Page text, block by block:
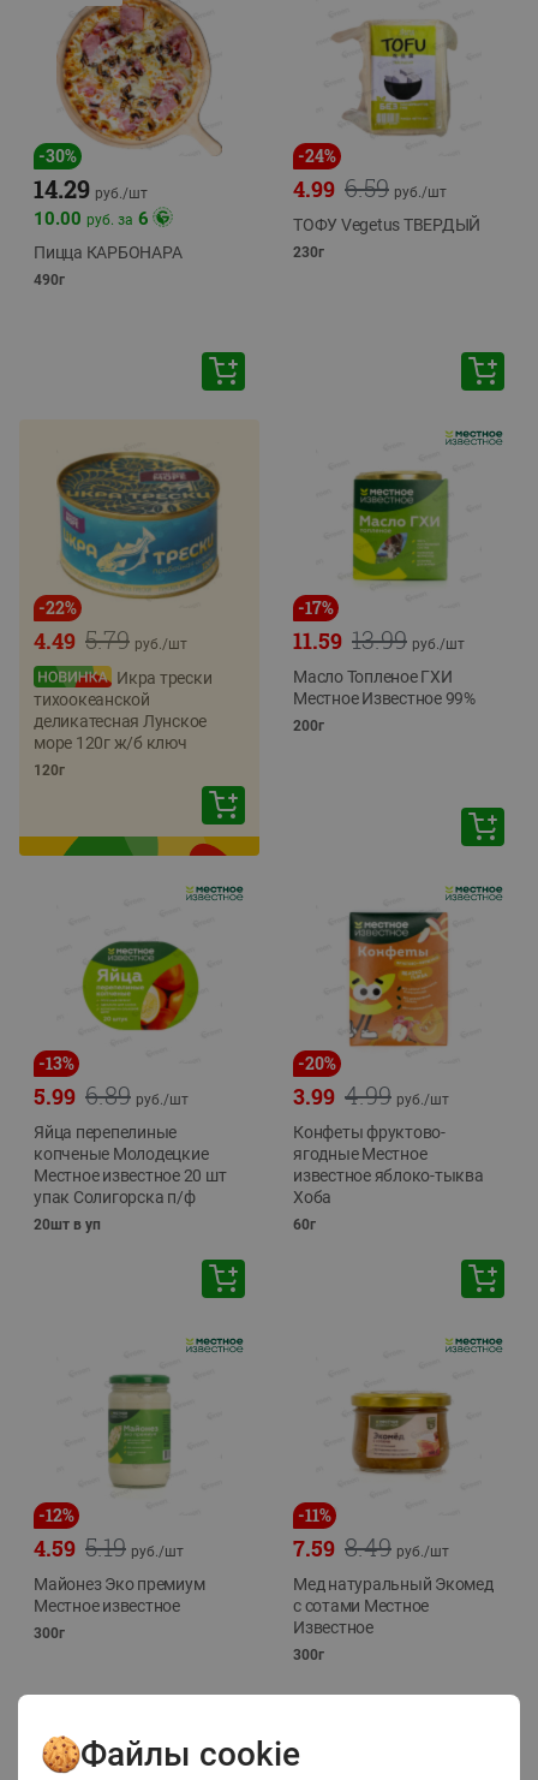
-30%
14.29 руб./шт
10.00 руб. за 6
Пицца КАРБОНАРА
490г
-24%
6.59
4.99 руб./шт
ТОФУ Vegetus ТВЕРДЫЙ
230г
-22%
5.79
4.49 руб./шт
Икра трески
тихоокеанской
деликатесная Лунское
море 120г ж/б ключ
120г
-17%
13.99
11.59 руб./шт
Масло Топленое ГХИ
Местное Известное 99%
200г
-13%
6.89
5.99 руб./шт
Яйца перепелиные
копченые Молодецкие
Местное известное 20 шт
упак Солигорска п/ф
20шт в уп
-20%
4.99
3.99 руб./шт
Конфеты фруктово-
ягодные Местное
известное яблоко-тыква
Хоба
60г
-12%
5.19
4.59 руб./шт
Майонез Эко премиум
Местное известное
300г
-11%
8.49
7.59 руб./шт
Мед натуральный Экомед
с сотами Местное
Известное
300г
Файлы cookie